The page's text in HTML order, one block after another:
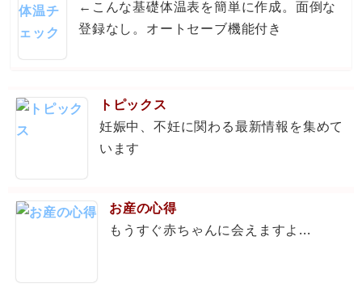
←こんな基礎体温表を簡単に作成。面倒な
登録なし。オートセーブ機能付き
トピックス
妊娠中、不妊に関わる最新情報を集めて
います
お産の心得
もうすぐ赤ちゃんに会えますよ...